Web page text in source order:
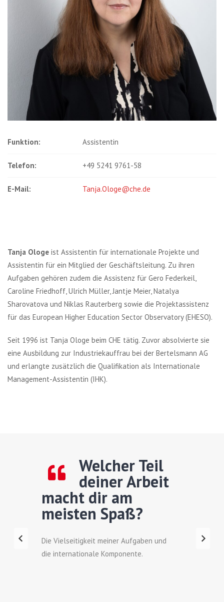
Funktion: Assistentin
Telefon: +49 5241 9761-58
E-Mail: Tanja.Ologe@che.de
Tanja Ologe ist Assistentin für internationale Projekte und
Assistentin für ein Mitglied der Geschäftsleitung. Zu ihren
Aufgaben gehören zudem die Assistenz für Gero Federkeil,
Caroline Friedhoff, Ulrich Müller, Jantje Meier, Natalya
Sharovatova und Niklas Rauterberg sowie die Projektassistenz
für das European Higher Education Sector Observatory (EHESO).
Seit 1996 ist Tanja Ologe beim CHE tätig. Zuvor absolvierte sie
eine Ausbildung zur Industriekauffrau bei der Bertelsmann AG
und erlangte zusätzlich die Qualifikation als Internationale
Management-Assistentin (IHK).
Welcher Teil
deiner Arbeit
macht dir am
meisten Spaß?
Die Vielseitigkeit meiner Aufgaben und
die internationale Komponente.